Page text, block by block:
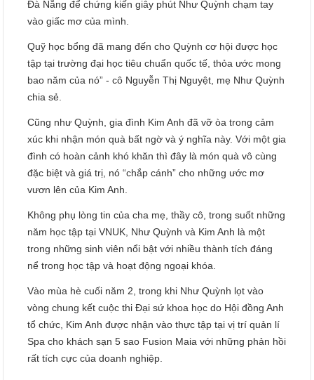
Đà Nẵng để chứng kiến giây phút Như Quỳnh chạm tay
vào giấc mơ của mình.
Quỹ học bổng đã mang đến cho Quỳnh cơ hội được học
tập tại trường đại học tiêu chuẩn quốc tế, thỏa ước mong
bao năm của nó” - cô Nguyễn Thị Nguyệt, mẹ Như Quỳnh
chia sẻ.
Cũng như Quỳnh, gia đình Kim Anh đã vỡ òa trong cảm
xúc khi nhận món quà bất ngờ và ý nghĩa này. Với một gia
đình có hoàn cảnh khó khăn thì đây là món quà vô cùng
đặc biệt và giá trị, nó “chắp cánh” cho những ước mơ
vươn lên của Kim Anh.
Không phụ lòng tin của cha mẹ, thầy cô, trong suốt những
năm học tập tại VNUK, Như Quỳnh và Kim Anh là một
trong những sinh viên nổi bật với nhiều thành tích đáng
nể trong học tập và hoạt động ngoại khóa.
Vào mùa hè cuối năm 2, trong khi Như Quỳnh lọt vào
vòng chung kết cuộc thi Đại sứ khoa học do Hội đồng Anh
tổ chức, Kim Anh được nhận vào thực tập tại vị trí quản lí
Spa cho khách sạn 5 sao Fusion Maia với những phản hồi
rất tích cực của doanh nghiệp.